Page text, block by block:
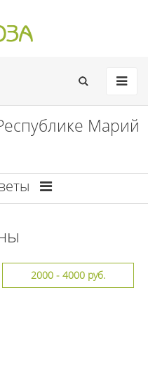
Марий
2000 - 4000 руб.